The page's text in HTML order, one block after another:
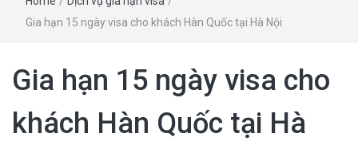
đậu cao. Tư
vấn miễn phí!
Gia hạn 15 ngày visa cho khách Hàn Quốc tại Hà Nội
Gia hạn 15 ngày visa cho
khách Hàn Quốc tại Hà